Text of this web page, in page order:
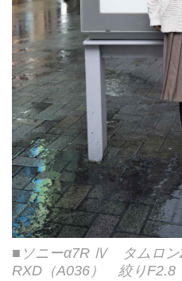
■ソニーα7R Ⅳ タムロン
RXD（A036） 絞り